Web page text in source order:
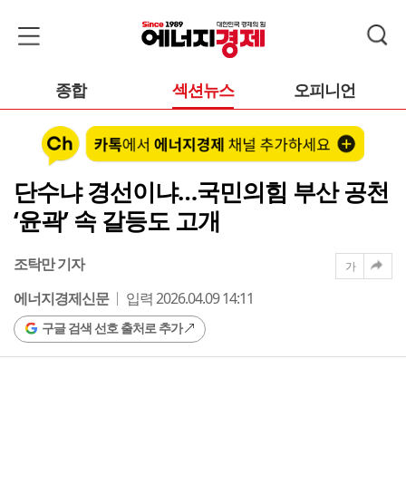
종합 섹션뉴스 오피니언
단수냐 경선이냐…국민의힘 부산 공천
‘윤곽’ 속 갈등도 고개
조탁만 기자
에너지경제신문
입력 2026.04.09 14:11
구글 검색 선호 출처로 추가
가